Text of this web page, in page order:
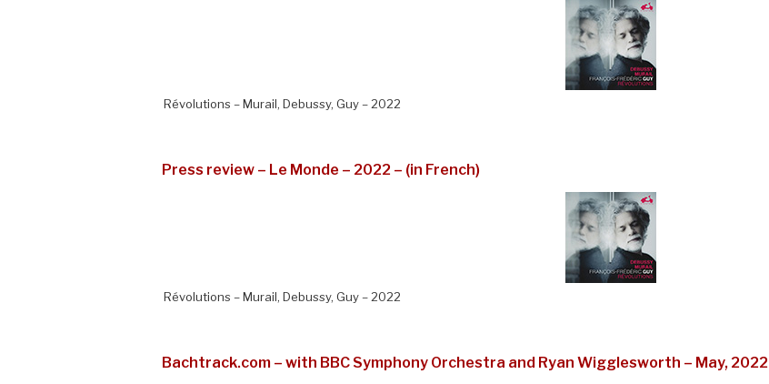
Révolutions – Murail, Debussy, Guy – 2022
Press review – Le Monde – 2022 – (in French)
Révolutions – Murail, Debussy, Guy – 2022
Bachtrack.com – with BBC Symphony Orchestra and Ryan Wigglesworth – May, 2022